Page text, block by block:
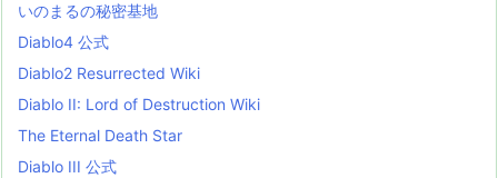
i
s
t
いのまるの秘密基地
Diablo4 公式
Diablo2 Resurrected Wiki
Diablo II: Lord of Destruction Wiki
The Eternal Death Star
Diablo III 公式